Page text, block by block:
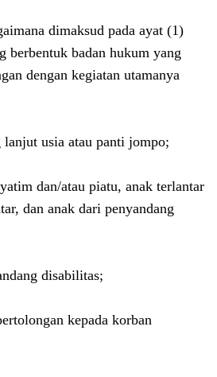
dimaksud pada ayat (1)
berbentuk badan hukum yang
dengan kegiatan utamanya
lanjut usia atau panti jompo;
dan/atau piatu, anak terlantar
dan anak dari penyandang
disabilitas;
kepada korban